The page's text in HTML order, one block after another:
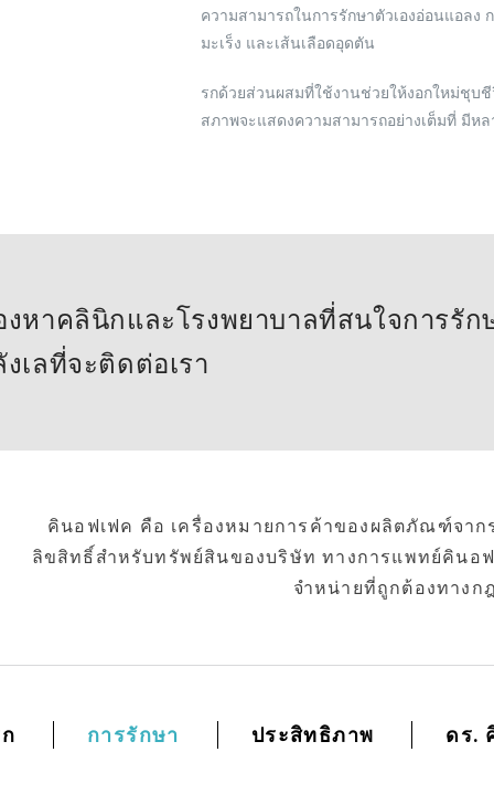
ความสามารถในการรักษาตัวเองอ่อนแอลง
มะเร็ง และเส้นเลือดอุดตัน
รกด้วยส่วนผสมที่ใช้งานช่วยให้งอกใหม่ชุบ
สภาพจะแสดงความสามารถอย่างเต็มที่ มีห
งหาคลินิกและโรงพยาบาลที่สนใจการรัก
เลที่จะติดต่อเรา
คินอฟเฟค คือ เครื่องหมายการค้าของผลิตภัณฑ์จา
ลิขสิทธิ์สำหรับทรัพย์สินของบริษัท ทางการแพทย์คิน
จำหน่ายที่ถูกต้องทางก
การรักษา ประสิทธิภาพ ดร.